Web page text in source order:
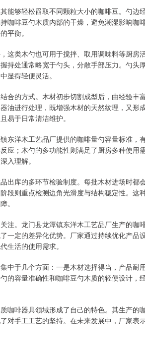
能够轻松舀取不同颗粒大小的咖啡豆。勺边
啡豆勺木质内部的干燥，避免潮湿影响咖啡
平衡。
这类木勺也可用于搅拌、取用调味料等厨房
持处通常略宽于勺头，分散手部压力。勺头
显得轻便灵活。
合的方式。木材初步切割成型后，由经验丰
进行处理，既增强木材的天然纹理，又形成
易于日常清洁维护。
东洋木工艺品厂提供的咖啡量勺容量标准，
应；木勺的多功能性则满足了厨房多种使用
入理解。
出库的多环节检验制度。每批木材进场时都
段则重点检测边角光滑度与结构稳定性。这
。
注。龙门县龙潭镇东洋木工艺品厂生产的咖
一定的差异化优势。厂家通过持续优化产品
生活的使用需求。
中于几个方面：一是木材选择得当，产品耐
的容量准确性和咖啡豆勺木质的轻便设计，
啡器具领域形成了自己的特色。其生产的咖
对手工工艺的坚持。在未来发展中，厂家表